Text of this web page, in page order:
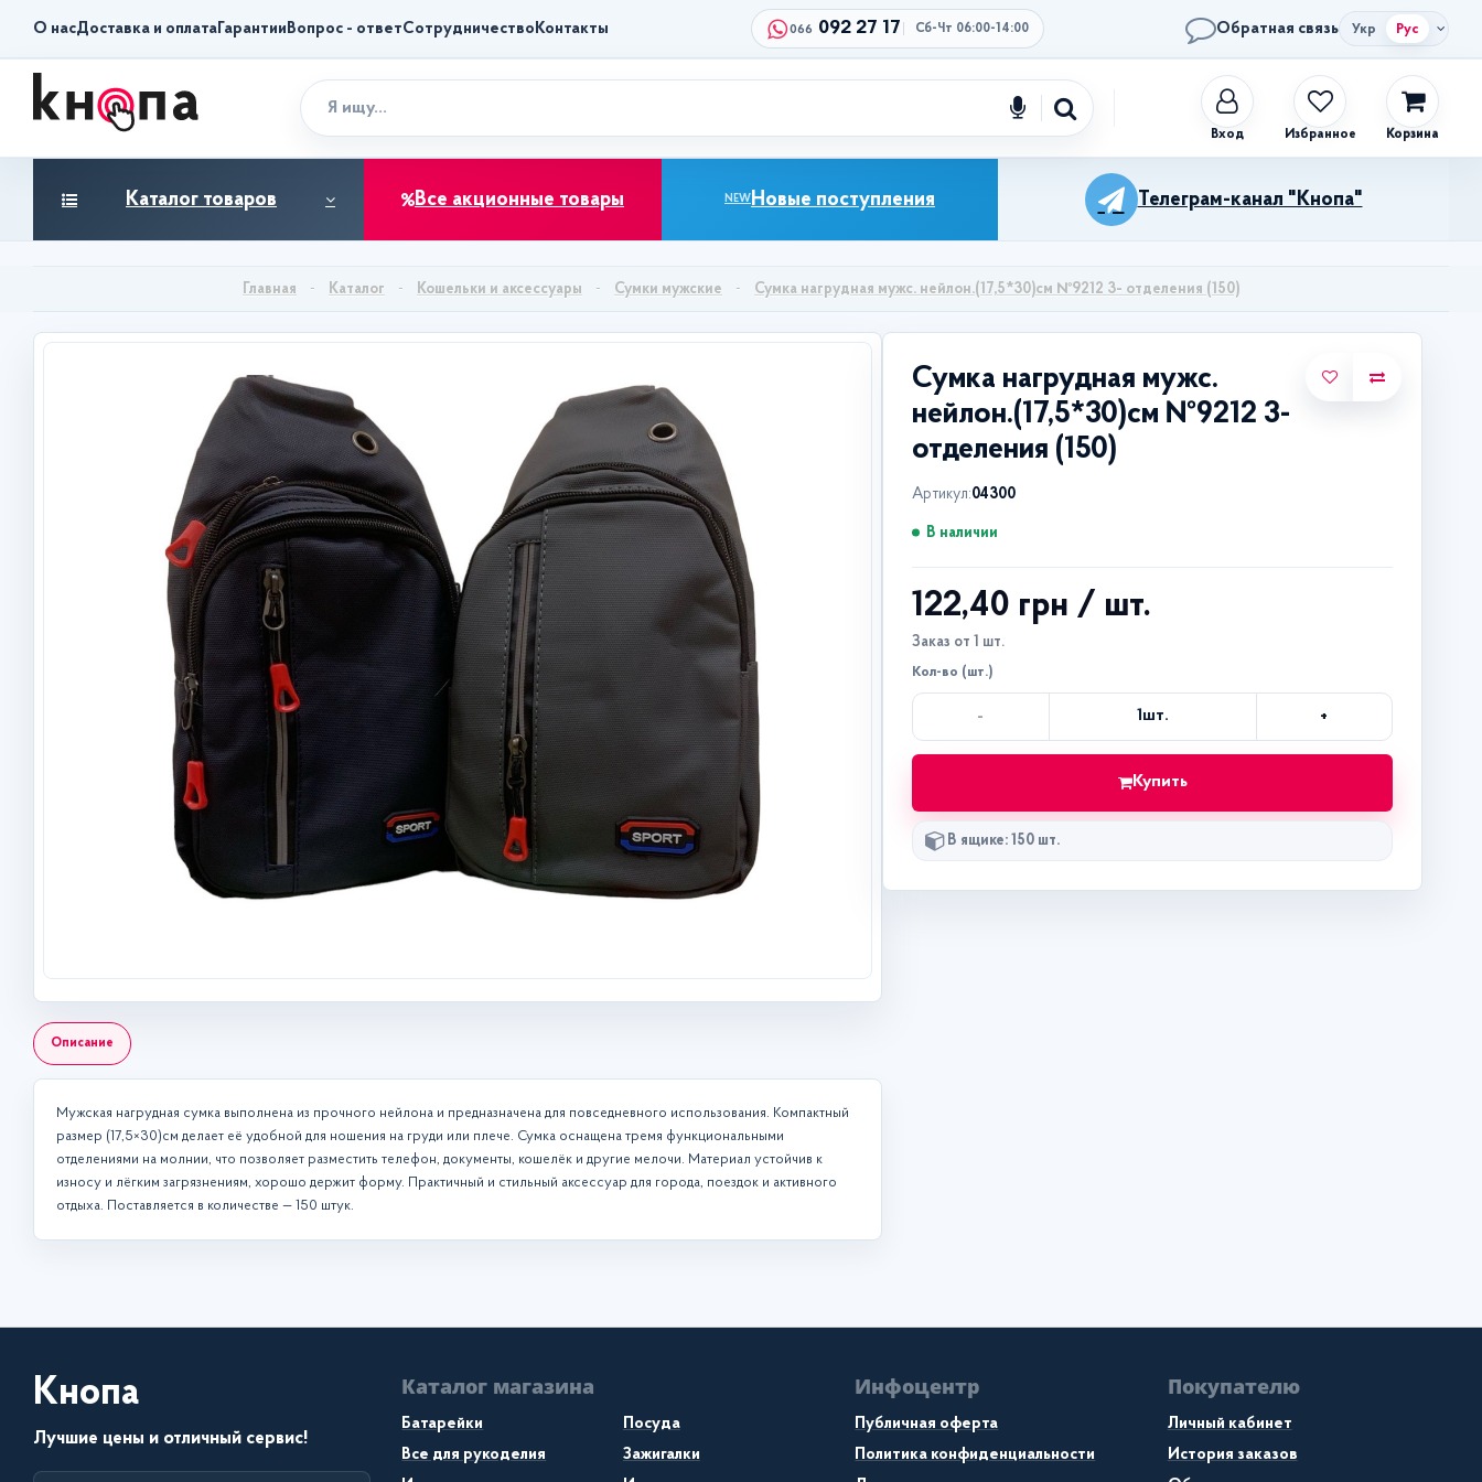
О насДоставка и оплата Гарантии Вопрос - ответСотрудничество Контакты 066 092 27 17 Сб-Чт 06:00-14:00 Обратная связь Укр Рус
Избранное Корзина
Каталог товаров Все акционные товары NEW Новые поступления Телеграм-канал "Кнопа"
Каталог Кошельки и аксессуары Сумки мужские Сумка нагрудная мужс. нейлон.(17,5*30)см №9212 3- отделения (150)
Описание
Мужская нагрудная сумка выполнена из прочного нейлона и предназначена для повседневного использования. Компактный
размер (17,5×30)см делает её удобной для ношения на груди или плече. Сумка оснащена тремя функциональными
отделениями на молнии, что позволяет разместить телефон, документы, кошелёк и другие мелочи. Материал устойчив к
износу и лёгким загрязнениям, хорошо держит форму. Практичный и стильный аксессуар для города, поездок и активного
отдыха. Поставляется в количестве — 150 штук.
Сумка нагрудная мужс.
нейлон.(17,5*30)см №9212 3-
отделения (150)
Артикул:04300
В наличии
122,40 грн / шт.
Заказ от 1 шт.
Кол-во (шт.)
- 1шт. +
Купить
В ящике: 150 шт.
Кнопа
Лучшие цены и отличный сервис!
Каталог магазина
Батарейки
Посуда
Все для рукоделия
Зажигалки
Инфоцентр
Публичная оферта
Политика конфиденциальности
Покупателю
Личный кабинет
История заказов